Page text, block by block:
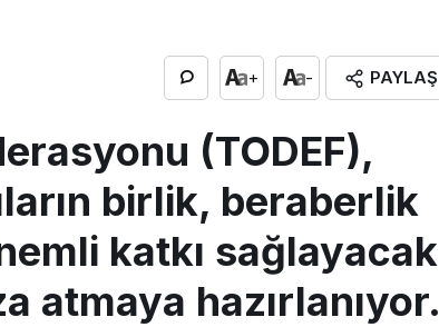
+ - PAYLAŞ
(TODEF),
birlik, beraberlik
katkı sağlayacak
atmaya hazırlanıyor.